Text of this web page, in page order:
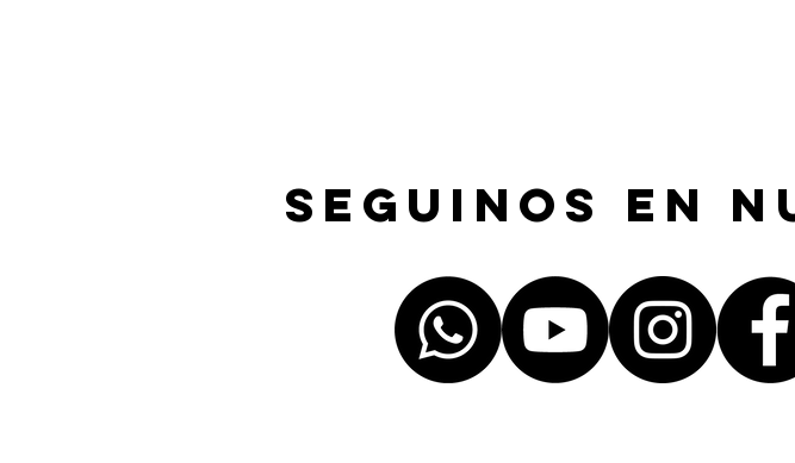
Seguinos en